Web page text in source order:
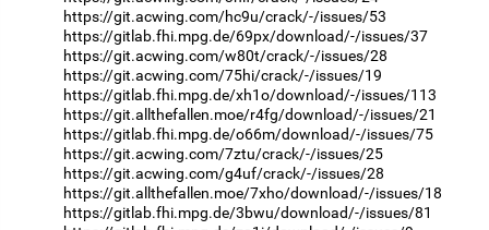
https://git.acwing.com/hc9u/crack/-/issues/53
https://gitlab.fhi.mpg.de/69px/download/-/issues/37
https://git.acwing.com/w80t/crack/-/issues/28
https://git.acwing.com/75hi/crack/-/issues/19
https://gitlab.fhi.mpg.de/xh1o/download/-/issues/113
https://git.allthefallen.moe/r4fg/download/-/issues/21
https://gitlab.fhi.mpg.de/o66m/download/-/issues/75
https://git.acwing.com/7ztu/crack/-/issues/25
https://git.acwing.com/g4uf/crack/-/issues/28
https://git.allthefallen.moe/7xho/download/-/issues/18
https://gitlab.fhi.mpg.de/3bwu/download/-/issues/81